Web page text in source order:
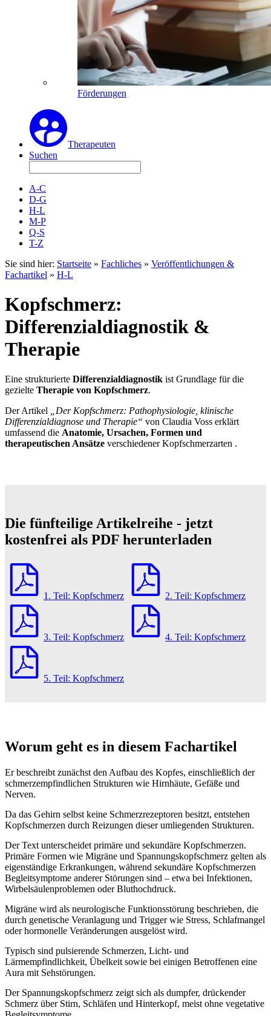
Förderungen
Therapeuten
Suchen
A-C
D-G
H-L
M-P
Q-S
T-Z
Sie sind hier: Startseite » Fachliches » Veröffentlichungen &
Fachartikel » H-L
Kopfschmerz:
Differenzialdiagnostik &
Therapie
Eine strukturierte Differenzialdiagnostik ist Grundlage für die
gezielte Therapie von Kopfschmerz.
Der Artikel
„Der Kopfschmerz: Pathophysiologie, klinische
Differenzialdiagnose und Therapie“ von Claudia Voss erklärt
umfassend die Anatomie, Ursachen, Formen und
therapeutischen Ansätze verschiedener Kopfschmerzarten .
Die fünfteilige Artikelreihe - jetzt
kostenfrei als PDF herunterladen
1. Teil: Kopfschmerz 2. Teil: Kopfschmerz
3. Teil: Kopfschmerz 4. Teil: Kopfschmerz
5. Teil: Kopfschmerz
Worum geht es in diesem Fachartikel
Er beschreibt zunächst den Aufbau des Kopfes, einschließlich der
schmerzempfindlichen Strukturen wie Hirnhäute, Gefäße und
Nerven.
Da das Gehirn selbst keine Schmerzrezeptoren besitzt, entstehen
Kopfschmerzen durch Reizungen dieser umliegenden Strukturen.
Der Text unterscheidet primäre und sekundäre Kopfschmerzen.
Primäre Formen wie Migräne und Spannungskopfschmerz gelten als
eigenständige Erkrankungen, während sekundäre Kopfschmerzen
Begleitsymptome anderer Störungen sind – etwa bei Infektionen,
Wirbelsäulenproblemen oder Bluthochdruck.
Migräne wird als neurologische Funktionsstörung beschrieben, die
durch genetische Veranlagung und Trigger wie Stress, Schlafmangel
oder hormonelle Veränderungen ausgelöst wird.
Typisch sind pulsierende Schmerzen, Licht- und
Lärmempfindlichkeit, Übelkeit sowie bei einigen Betroffenen eine
Aura mit Sehstörungen.
Der Spannungskopfschmerz zeigt sich als dumpfer, drückender
Schmerz über Stirn, Schläfen und Hinterkopf, meist ohne vegetative